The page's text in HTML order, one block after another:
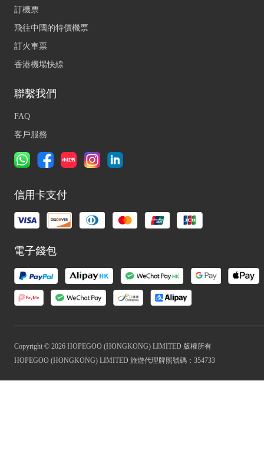
訂機票
飛往中國的特價機票
訂火車票
香港機場快線
聯繫我們
FAQ
客戶服務
信用卡支付
電子錢包
Copyright © 2026 HOPEGOO (HONGKONG) LIMITED 版權所有
HOPEGOO (HONGKONG) LIMITED 旅遊代理牌照號碼：354733